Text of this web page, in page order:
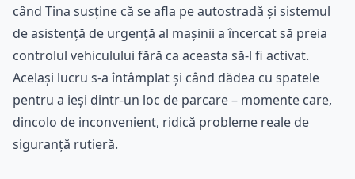
când Tina susține că se afla pe autostradă și sistemul
de asistență de urgență al mașinii a încercat să preia
controlul vehiculului fără ca aceasta să-l fi activat.
Același lucru s-a întâmplat și când dădea cu spatele
pentru a ieși dintr-un loc de parcare – momente care,
dincolo de inconvenient, ridică probleme reale de
siguranță rutieră.